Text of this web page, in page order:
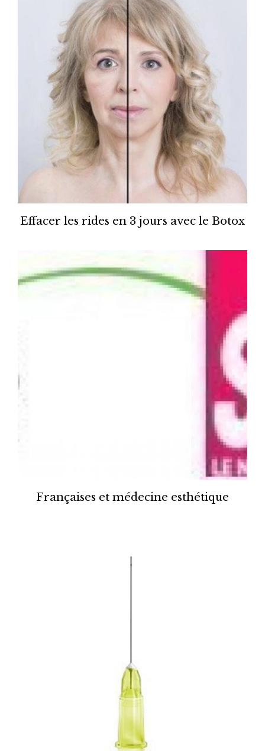
Effacer les rides en 3 jours avec le Botox
Françaises et médecine esthétique